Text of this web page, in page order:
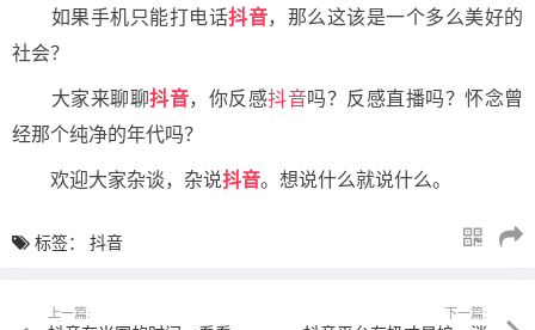
如果手机只能打电话抖音，那么这该是一个多么美好的
社会？
大家来聊聊抖音，你反感抖音吗？反感直播吗？怀念曾
经那个纯净的年代吗？
欢迎大家杂谈，杂说抖音。想说什么就说什么。
标签： 抖音
上一篇: 下一篇: